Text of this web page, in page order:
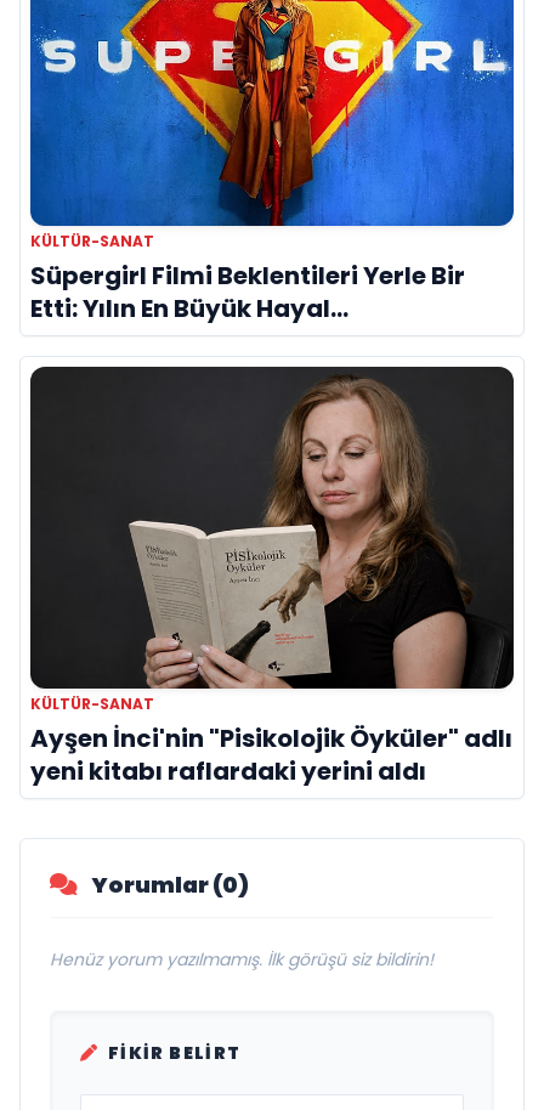
KÜLTÜR-SANAT
Süpergirl Filmi Beklentileri Yerle Bir
Etti: Yılın En Büyük Hayal
Kırıklıklarından Biri mi?
KÜLTÜR-SANAT
Ayşen İnci'nin "Pisikolojik Öyküler" adlı
yeni kitabı raflardaki yerini aldı
Yorumlar (0)
Henüz yorum yazılmamış. İlk görüşü siz bildirin!
FIKIR BELIRT